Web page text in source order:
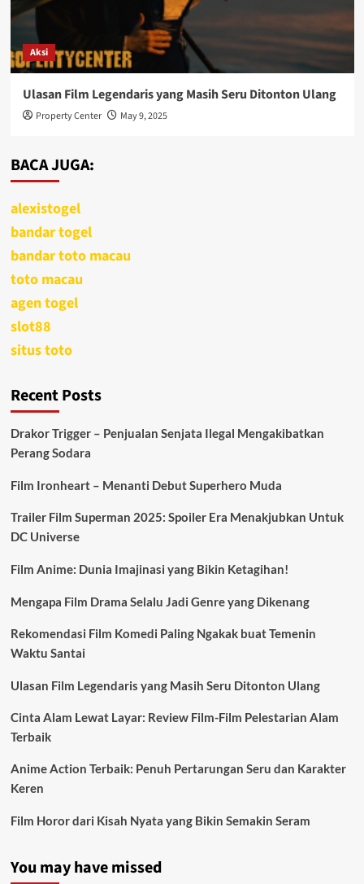
Aksi
Ulasan Film Legendaris yang Masih Seru Ditonton Ulang
Property Center May 9, 2025
BACA JUGA:
alexistogel
bandar togel
bandar toto macau
toto macau
agen togel
slot88
situs toto
Recent Posts
Drakor Trigger – Penjualan Senjata Ilegal Mengakibatkan
Perang Sodara
Film Ironheart – Menanti Debut Superhero Muda
Trailer Film Superman 2025: Spoiler Era Menakjubkan Untuk
DC Universe
Film Anime: Dunia Imajinasi yang Bikin Ketagihan!
Mengapa Film Drama Selalu Jadi Genre yang Dikenang
Rekomendasi Film Komedi Paling Ngakak buat Temenin
Waktu Santai
Ulasan Film Legendaris yang Masih Seru Ditonton Ulang
Cinta Alam Lewat Layar: Review Film-Film Pelestarian Alam
Terbaik
Anime Action Terbaik: Penuh Pertarungan Seru dan Karakter
Keren
Film Horor dari Kisah Nyata yang Bikin Semakin Seram
You may have missed